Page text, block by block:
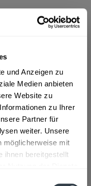
und Anzeigen zu
Medien anbieten
Website zu
zu Ihrer
Partner für
weiter. Unsere
möglicherweise mit
ihnen bereitgestellt
von
mehr
Straße 32-35,